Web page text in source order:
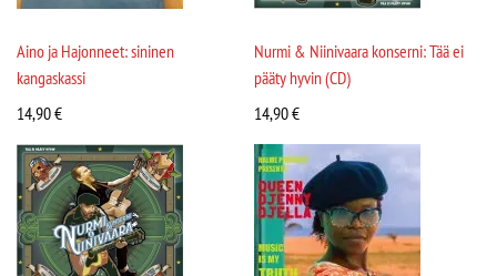
Aino ja Hajonneet: sininen
kangaskassi
14,90€
Nurmi & Niinivaara konserni: Tää ei
pääty hyvin (CD)
14,90€